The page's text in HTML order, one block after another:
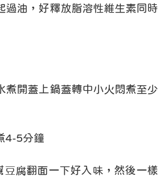
過油，好釋放脂溶性維生素同時
煮開蓋上鍋蓋轉中小火悶煮至少
4-5分鐘
腐翻面一下好入味，然後一樣